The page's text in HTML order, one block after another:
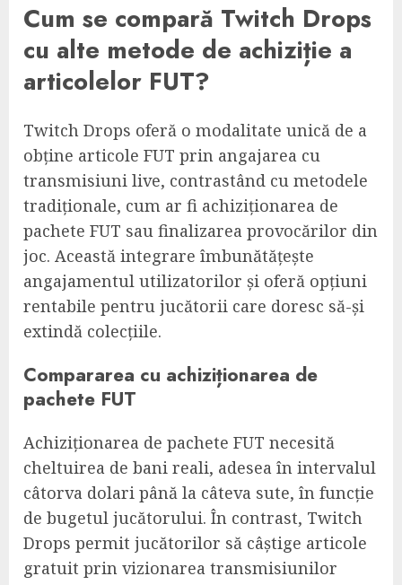
Cum se compară Twitch Drops
cu alte metode de achiziție a
articolelor FUT?
Twitch Drops oferă o modalitate unică de a
obține articole FUT prin angajarea cu
transmisiuni live, contrastând cu metodele
tradiționale, cum ar fi achiziționarea de
pachete FUT sau finalizarea provocărilor din
joc. Această integrare îmbunătățește
angajamentul utilizatorilor și oferă opțiuni
rentabile pentru jucătorii care doresc să-și
extindă colecțiile.
Compararea cu achiziționarea de
pachete FUT
Achiziționarea de pachete FUT necesită
cheltuirea de bani reali, adesea în intervalul
câtorva dolari până la câteva sute, în funcție
de bugetul jucătorului. În contrast, Twitch
Drops permit jucătorilor să câștige articole
gratuit prin vizionarea transmisiunilor